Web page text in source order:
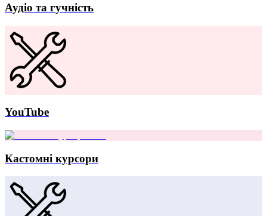
Аудіо та гучність
YouTube
Кастомні курсори